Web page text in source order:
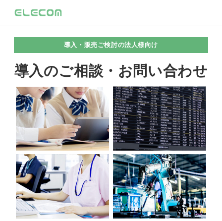
導入・販売ご検討の法人様向け
導入のご相談・お問い合わせ